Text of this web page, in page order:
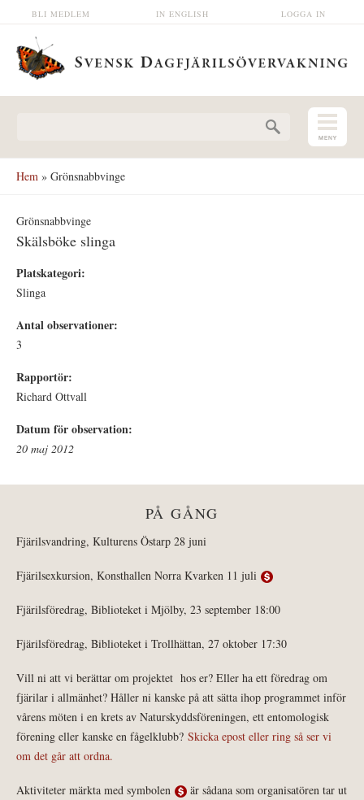
Hoppa till huvudinnehåll LOGGA IN
IN ENGLISH
BLI MEDLEM
Hem » Grönsnabbvinge
Grönsnabbvinge
Skälsböke slinga
Platskategori:
Slinga
Antal observationer:
3
Rapportör:
Richard Ottvall
Datum för observation:
20 maj 2012
PÅ GÅNG
Fjärilsvandring, Kulturens Östarp 28 juni
Fjärilsexkursion, Konsthallen Norra Kvarken 11 juli
Fjärilsföredrag, Biblioteket i Mjölby, 23 september 18:00
Fjärilsföredrag, Biblioteket i Trollhättan, 27 oktober 17:30
Vill ni att vi berättar om projektet hos er? Eller ha ett föredrag om
fjärilar i allmänhet? Håller ni kanske på att sätta ihop programmet inför
vårens möten i en krets av Naturskyddsföreningen, ett entomologisk
förening eller kanske en fågelklubb? Skicka epost eller ring så ser vi
om det går att ordna.
Aktiviteter märkta med symbolen
är sådana som organisatören tar ut